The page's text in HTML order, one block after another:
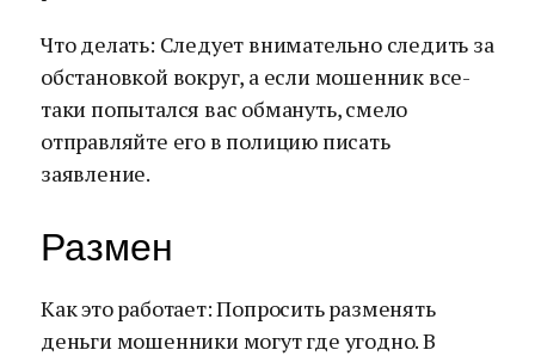
Что делать: Следует внимательно следить за
обстановкой вокруг, а если мошенник все-
таки попытался вас обмануть, смело
отправляйте его в полицию писать
заявление.
Размен
Как это работает: Попросить разменять
деньги мошенники могут где угодно. В